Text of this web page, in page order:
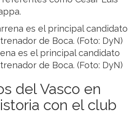
es el principal candidato
de Boca. (Foto: DyN)
del Vasco en
con el club